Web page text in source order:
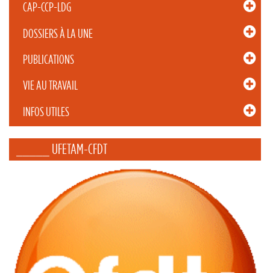
CAP-CCP-LDG
DOSSIERS À LA UNE
PUBLICATIONS
VIE AU TRAVAIL
INFOS UTILES
_____ UFETAM-CFDT